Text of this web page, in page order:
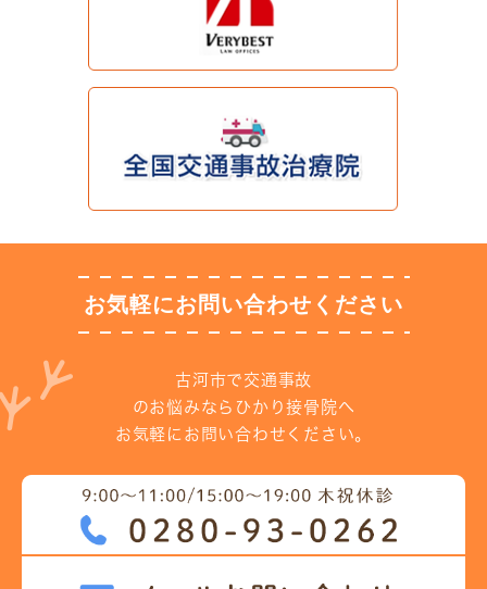
お気軽にお問い合わせください
古河市で交通事故
のお悩みならひかり接骨院へ
お気軽にお問い合わせください。